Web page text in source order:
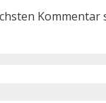
Kommentar